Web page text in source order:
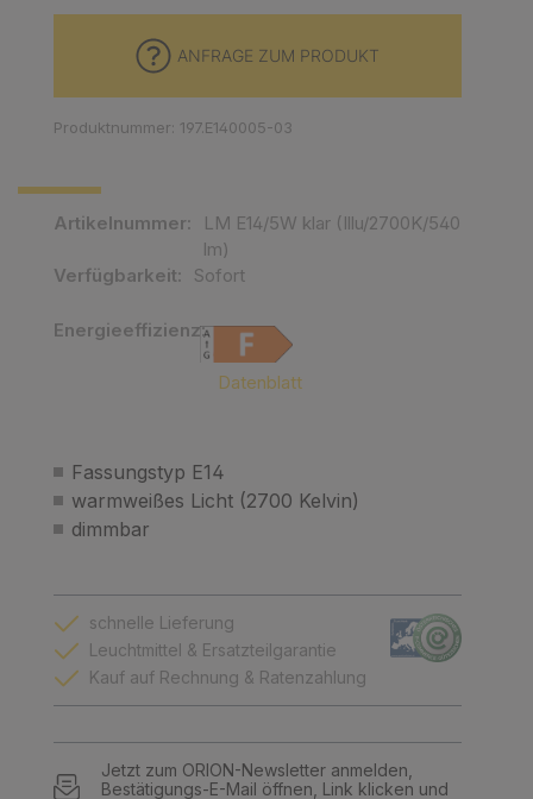
Fassungstyp E14
warmweißes Licht (2700 Kelvin)
dimmbar
Artikelnummer:
LM E14/5W klar (Illu/2700K/540
lm)
Verfügbarkeit:
Sofort
Energieeffizienz:EMPTY
Datenblatt
ANFRAGE ZUM PRODUKT
Produktnummer: 197.E140005-03
schnelle Lieferung
Leuchtmittel & Ersatzteilgarantie
Kauf auf Rechnung & Ratenzahlung
Jetzt zum ORION-Newsletter anmelden,
Bestätigungs-E-Mail öffnen, Link klicken und